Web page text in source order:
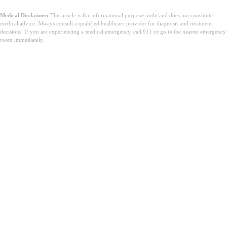
Medical Disclaimer: This article is for informational purposes only and does not constitute
medical advice. Always consult a qualified healthcare provider for diagnosis and treatment
decisions. If you are experiencing a medical emergency, call 911 or go to the nearest emergency
room immediately.